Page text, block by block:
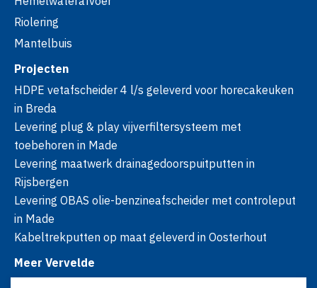
Riolering
Mantelbuis
Projecten
HDPE vetafscheider 4 l/s geleverd voor horecakeuken
in Breda
Levering plug & play vijverfiltersysteem met
toebehoren in Made
Levering maatwerk drainagedoorspuitputten in
Rijsbergen
Levering OBAS olie-benzineafscheider met controleput
in Made
Kabeltrekputten op maat geleverd in Oosterhout
Meer Vervelde